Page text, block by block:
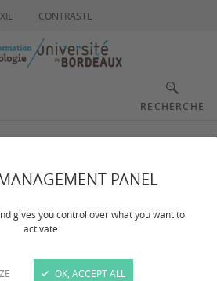
PANEL
gives you control over what you want to
activate.
OK, ACCEPT ALL
CONTRASTE
RECHERCHE
06/2024
chercheur, personnel,